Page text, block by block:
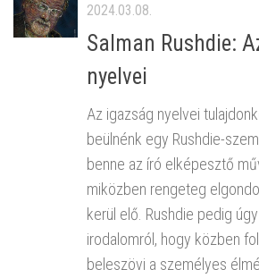
2024.03.08.
Salman Rushdie:
nyelvei
Az igazság nyelvei
beülnénk egy Rushdie-
benne az író elképesztő
miközben rengeteg
kerül elő. Rushdie pedig
irodalomról, hogy közben
beleszövi a személyes